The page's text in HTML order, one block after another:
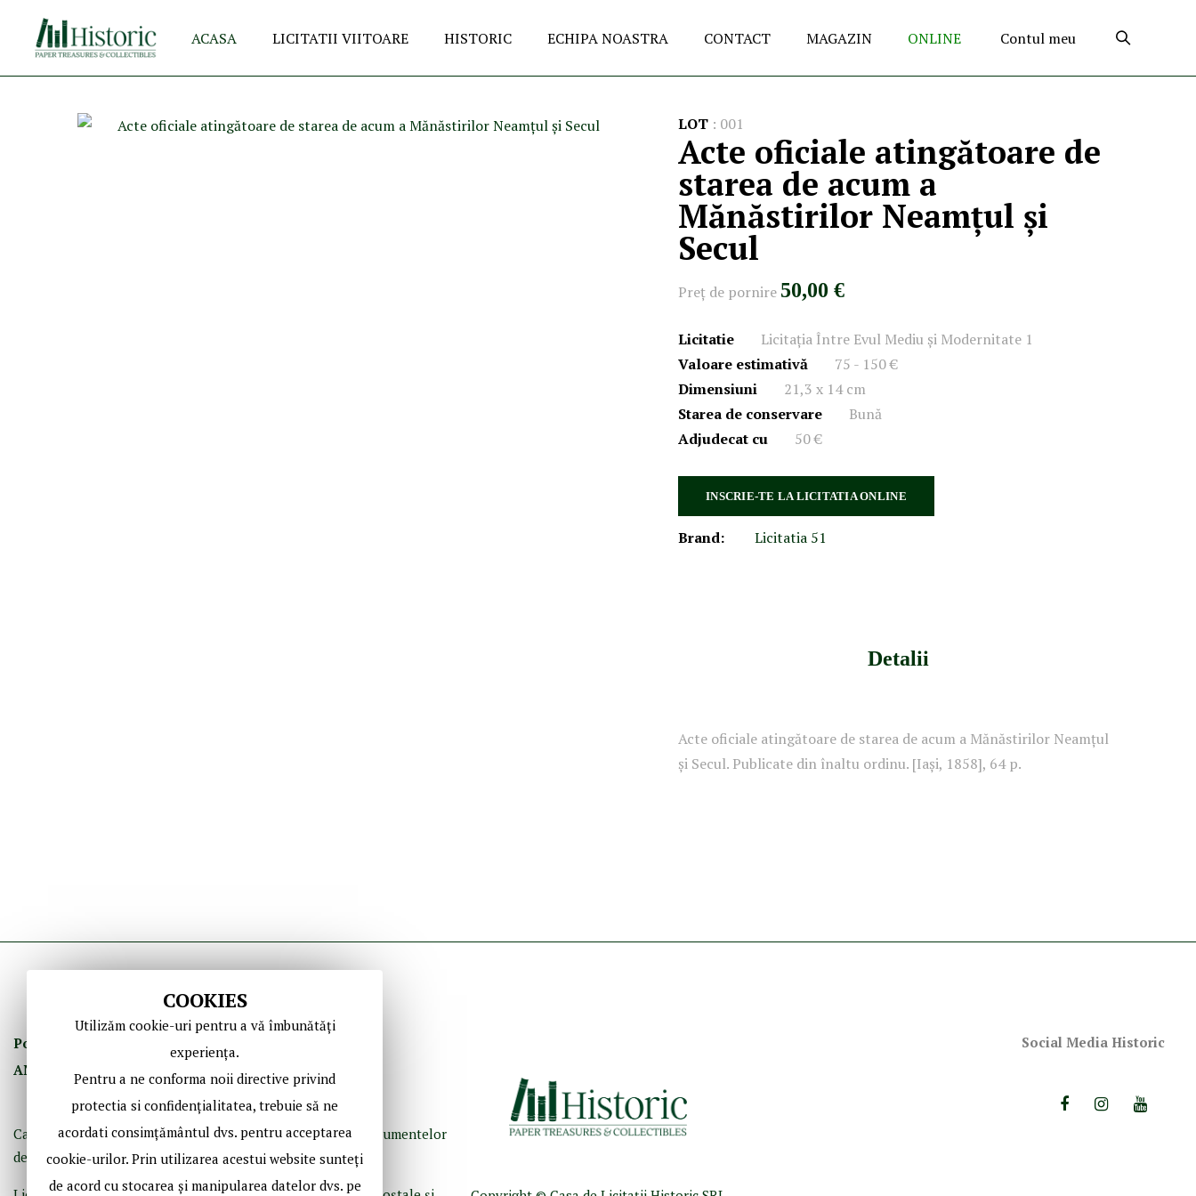
ACASA LICITATII VIITOARE HISTORIC ECHIPA NOASTRA CONTACT MAGAZIN ONLINE Contul meu
LOT : 001
Acte oficiale atingătoare de
starea de acum a
Mănăstirilor Neamţul şi
Secul
Preţ de pornire 50,00 €
Licitatie
Licitația Între Evul Mediu și Modernitate 1
Valoare estimativă
75 - 150 €
Dimensiuni
21,3 x 14 cm
Starea de conservare
Bună
Adjudecat cu
50 €
INSCRIE-TE LA LICITATIA ONLINE
Brand: Licitatia 51
Detalii
Acte oficiale atingătoare de starea de acum a Mănăstirilor Neamţul
şi Secul. Publicate din înaltu ordinu. [Iaşi, 1858], 64 p.
COOKIES
Utilizăm cookie-uri pentru a vă îmbunătăți
experiența.
Pentru a ne conforma noii directive privind
protectia si confidențialitatea, trebuie să ne
acordati consimțământul dvs. pentru acceptarea
cookie-urilor. Prin utilizarea acestui website sunteți
de acord cu stocarea și manipularea datelor dvs. pe
Politica de Confidenţ
ANPC
Contact
Casă de licitaţii dedicată bibliofiliei, fotografiei istorice şi documentelor
de epocă.
Social Media Historic